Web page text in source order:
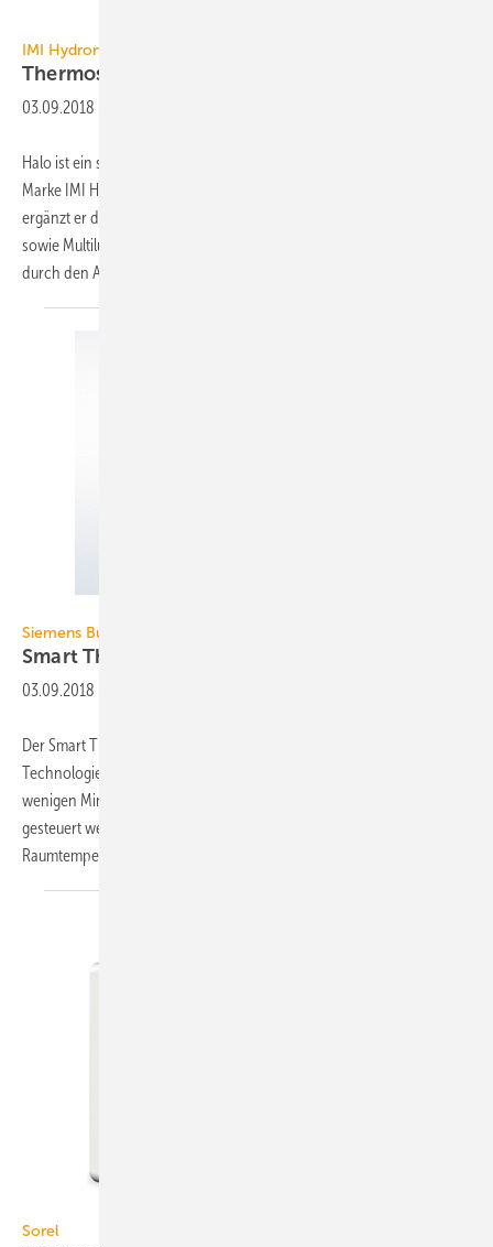
IMI Hydronic Engineering
Thermostat mit zylindrischem
03.09.2018
Halo ist ein schlanker Thermostatkopf mit zylindrischem Design der
Marke IMI Heimeier von IMI Hydronic Engineering. In erster Linie
ergänzt er die Armaturensets Multilux 4-Set (stufenlose Voreinstellung)
sowie Multilux 4-Eclipse-Set (automatische Durchflussregelung), kann
durch den Anschluss...
Siemens Building Technologies
Smart Thermostat mit
03.09.2018
Der Smart Thermostat RDS110 der Siemens-Division Building
Technologies regelt die Heizung in Wohngebäuden, lässt sich in
wenigen Minuten in Betrieb nehmen und kann über eine App mobil
gesteuert werden. Der Thermostat mit integrierten Sensoren für die
Raumtemperatur, die Luftqualität
Sorel